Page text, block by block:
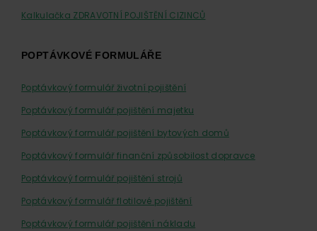
Kalkulačka ZDRAVOTNÍ POJIŠTĚNÍ CIZINCŮ
POPTÁVKOVÉ FORMULÁŘE
Poptávkový formulář životní pojištění
Poptávkový formulář pojištění majetku
Poptávkový formulář pojištění bytových domů
Poptávkový formulář finanční způsobilost dopravce
Poptávkový formulář pojištění strojů
Poptávkový formulář flotilové pojištění
Poptávkový formulář pojištění nákladu